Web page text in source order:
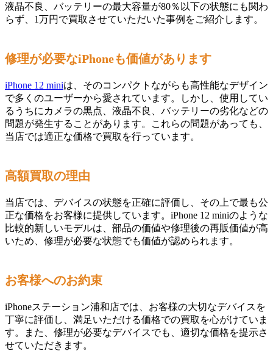
液晶不良、バッテリーの最大容量が80％以下の状態にも関わ
らず、1万円で買取させていただいた事例をご紹介します。
修理が必要なiPhoneも価値があります
iPhone 12 miniは、そのコンパクトながらも高性能なデザイン
で多くのユーザーから愛されています。しかし、使用してい
るうちにカメラの黒点、液晶不良、バッテリーの劣化などの
問題が発生することがあります。これらの問題があっても、
当店では適正な価格で買取を行っています。
高額買取の理由
当店では、デバイスの状態を正確に評価し、その上で最も公
正な価格をお客様に提供しています。iPhone 12 miniのような
比較的新しいモデルは、部品の価値や修理後の再販価値が高
いため、修理が必要な状態でも価値が認められます。
お客様へのお約束
iPhoneステーション浦和店では、お客様の大切なデバイスを
丁寧に評価し、満足いただける価格での買取を心がけていま
す。また、修理が必要なデバイスでも、適切な価格を提示さ
せていただきます。